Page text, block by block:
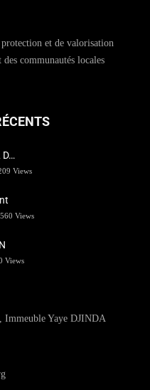
protection et de valorisation
communautés locales
D…
Views
Views
Views
Immeuble Yaye DJINDA